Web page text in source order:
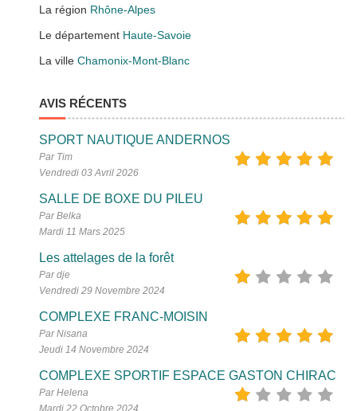
La région Rhône-Alpes
Le département Haute-Savoie
La villeChamonix-Mont-Blanc
AVIS RÉCENTS
SPORT NAUTIQUE ANDERNOS
Par Tim
Vendredi 03 Avril 2026
SALLE DE BOXE DU PILEU
Par Belka
Mardi 11 Mars 2025
Les attelages de la forêt
Par dje
Vendredi 29 Novembre 2024
COMPLEXE FRANC-MOISIN
Par Nisana
Jeudi 14 Novembre 2024
COMPLEXE SPORTIF ESPACE GASTON CHIRAC
Par Helena
Mardi 22 Octobre 2024